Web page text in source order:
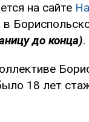
на сайте
до конца).
18 лет